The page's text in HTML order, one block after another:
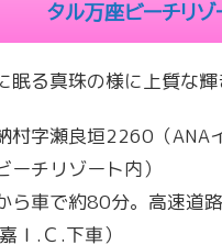
タル万座ビーチリゾ
眠る真珠の様に上質な
村字瀬良垣2260（ANA
ーチリゾート内）
ら車で約80分。高速道
Ｉ.Ｃ.下車）